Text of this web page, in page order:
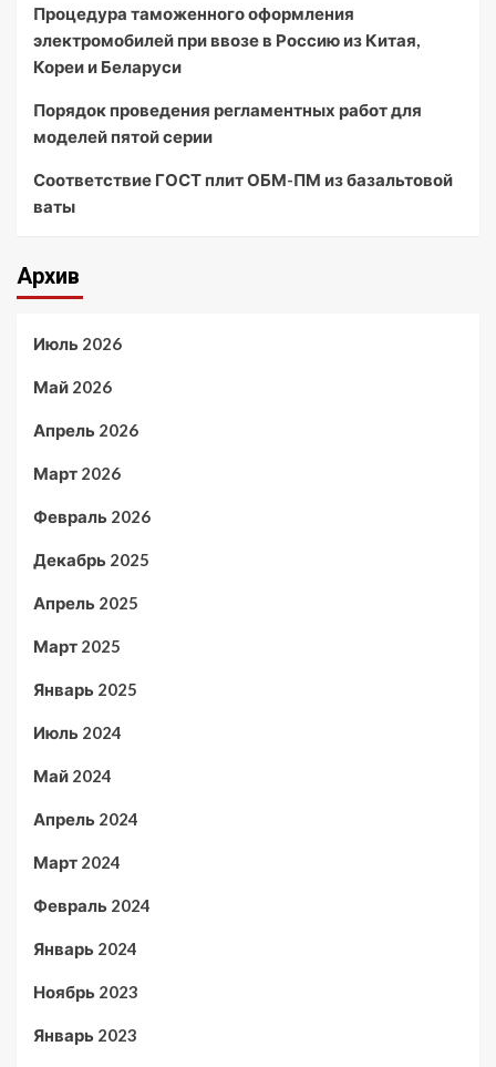
Процедура таможенного оформления
электромобилей при ввозе в Россию из Китая,
Кореи и Беларуси
Порядок проведения регламентных работ для
моделей пятой серии
Соответствие ГОСТ плит ОБМ-ПМ из базальтовой
ваты
Архив
Июль 2026
Май 2026
Апрель 2026
Март 2026
Февраль 2026
Декабрь 2025
Апрель 2025
Март 2025
Январь 2025
Июль 2024
Май 2024
Апрель 2024
Март 2024
Февраль 2024
Январь 2024
Ноябрь 2023
Январь 2023